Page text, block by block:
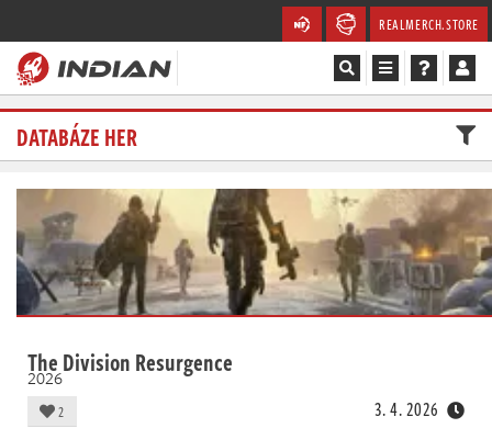
REALMERCH.STORE
Magazín
Recenze
Videa
Soutěže
Komunita
DATABÁZE HER
The Division Resurgence
2026
2 3. 4. 2026